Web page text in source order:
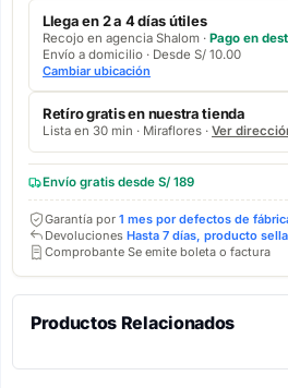
Llega en 2 a 4 días útiles
Recojo en agencia Shalom · Pago en
Envío a domicilio · Desde S/ 10.00
Cambiar ubicación
Retíro gratis en nuestra tienda
Lista en 30 min · Miraflores · Ver
Envío gratis desde S/ 189
Garantía por 1 mes por defectos de
Devoluciones Hasta 7 días, producto
Comprobante Se emite boleta o factura
Productos Relacionados